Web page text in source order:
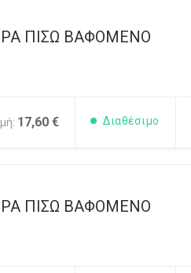
ΠΙΣΩ ΒΑΦΟΜΕΝΟ
17,60 € Διαθέσιμο
ΠΙΣΩ ΒΑΦΟΜΕΝΟ